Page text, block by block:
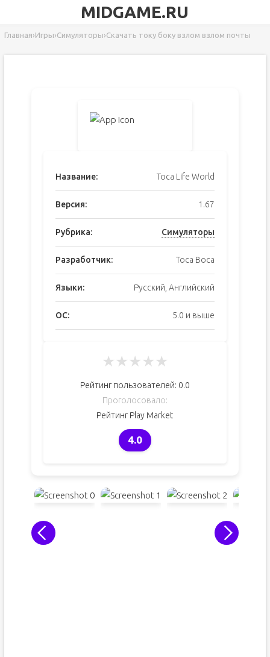
MIDGAME.RU
Главная›Игры›Симуляторы›Скачать току боку взлом взлом почты
Название: Toca Life World
Версия: 1.67
Рубрика: Симуляторы
Разработчик: Toca Boca
Языки: Русский, Английский
ОС: 5.0 и выше
★★★★★
Рейтинг пользователей: 0.0
Проголосовало:
Рейтинг Play Market
4.0